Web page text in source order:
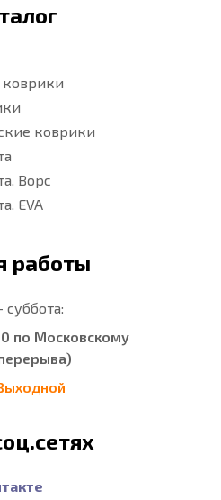
коврики
Ворс
EVA
работы
по Московскому